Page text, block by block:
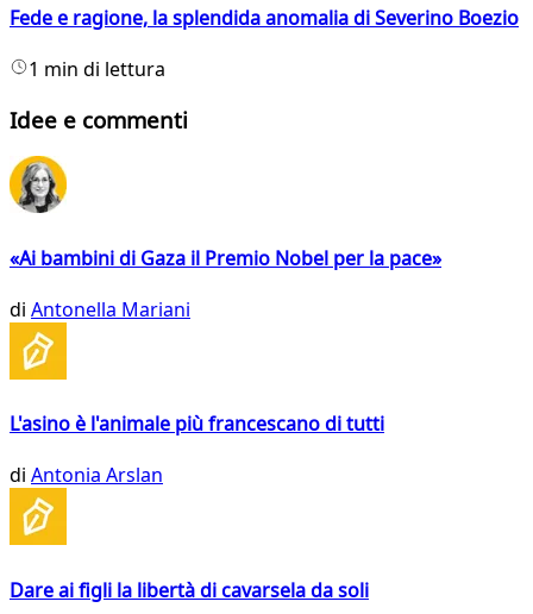
Fede e ragione, la splendida anomalia di Severino Boezio
1 min di lettura
Idee e commenti
«Ai bambini di Gaza il Premio Nobel per la pace»
di Antonella Mariani
L'asino è l'animale più francescano di tutti
di Antonia Arslan
Dare ai figli la libertà di cavarsela da soli